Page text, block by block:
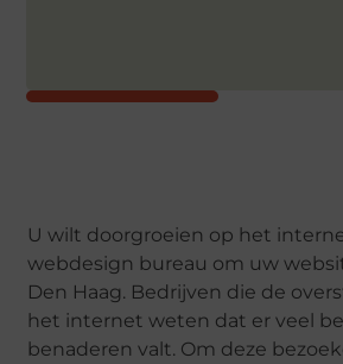
U wilt doorgroeien op het
webdesign bureau om uw
Den Haag. Bedrijven die de
het internet weten dat er veel
benaderen valt. Om deze